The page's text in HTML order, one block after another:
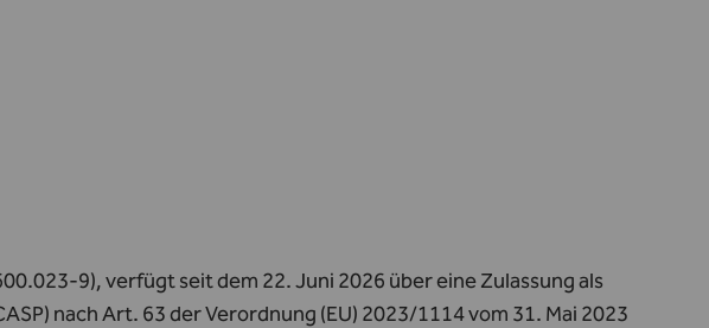
9), verfügt seit dem 22. Juni 2026 über eine Zulassung als
nach Art. 63 der Verordnung (EU) 2023/1114 vom 31. Mai 2023